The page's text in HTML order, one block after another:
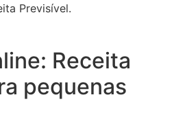
Previsível.
Receita
pequenas